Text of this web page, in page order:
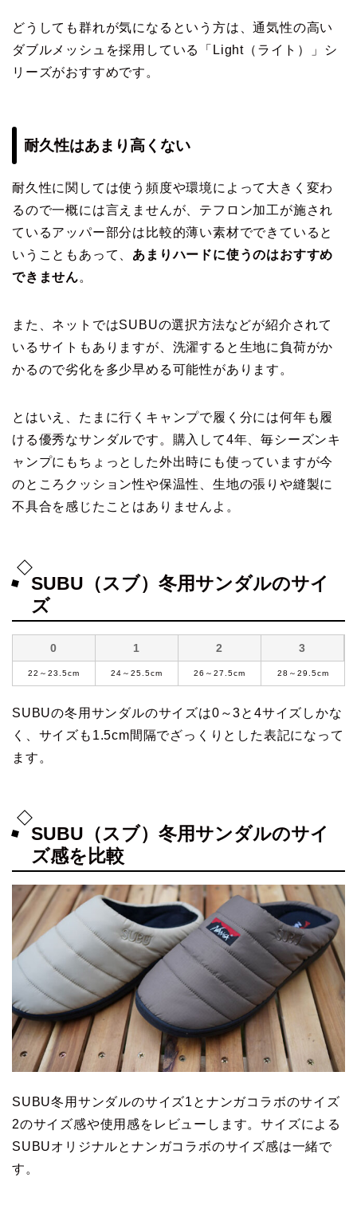
どうしても群れが気になるという方は、通気性の高い
ダブルメッシュを採用している「Light（ライト）」シ
リーズがおすすめです。
耐久性はあまり高くない
耐久性に関しては使う頻度や環境によって大きく変わ
るので一概には言えませんが、テフロン加工が施され
ているアッパー部分は比較的薄い素材でできていると
いうこともあって、 あまりハードに使うのはおすすめ
できません。
また、ネットではSUBUの選択方法などが紹介されて
いるサイトもありますが、洗濯すると生地に負荷がか
かるので劣化を多少早める可能性があります。
とはいえ、たまに行くキャンプで履く分には何年も履
ける優秀なサンダルです。購入して4年、毎シーズンキ
ャンプにもちょっとした外出時にも使っていますが今
のところクッション性や保温性、生地の張りや縫製に
不具合を感じたことはありませんよ。
SUBU（スブ）冬用サンダルのサイ
ズ
0 1 2 3
22～23.5cm 24～25.5cm 26～27.5cm 28～29.5cm
SUBUの冬用サンダルのサイズは0～3と4サイズしかな
く、サイズも1.5cm間隔でざっくりとした表記になって
ます。
SUBU（スブ）冬用サンダルのサイ
ズ感を比較
SUBU冬用サンダルのサイズ1とナンガコラボのサイズ
2のサイズ感や使用感をレビューします。サイズによる
SUBUオリジナルとナンガコラボのサイズ感は一緒で
す。